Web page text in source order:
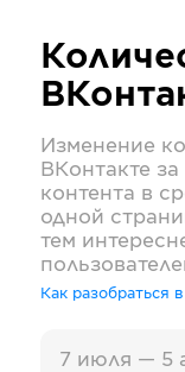
Изменение
ВКонтакте
контента в
одной
тем
Как разобраться
7 июля — 5